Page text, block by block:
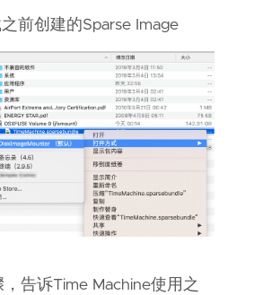
前创建的Sparse Image
告诉Time Machine使用之